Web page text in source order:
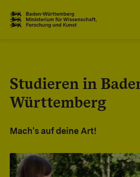
Studieren in
Württemberg
Mach's auf deine Art!